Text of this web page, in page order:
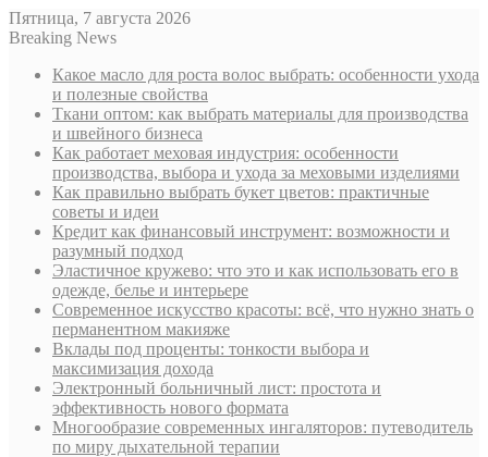
Пятница, 7 августа 2026
Breaking News
Какое масло для роста волос выбрать: особенности ухода
и полезные свойства
Ткани оптом: как выбрать материалы для производства
и швейного бизнеса
Как работает меховая индустрия: особенности
производства, выбора и ухода за меховыми изделиями
Как правильно выбрать букет цветов: практичные
советы и идеи
Кредит как финансовый инструмент: возможности и
разумный подход
Эластичное кружево: что это и как использовать его в
одежде, белье и интерьере
Современное искусство красоты: всё, что нужно знать о
перманентном макияже
Вклады под проценты: тонкости выбора и
максимизация дохода
Электронный больничный лист: простота и
эффективность нового формата
Многообразие современных ингаляторов: путеводитель
по миру дыхательной терапии